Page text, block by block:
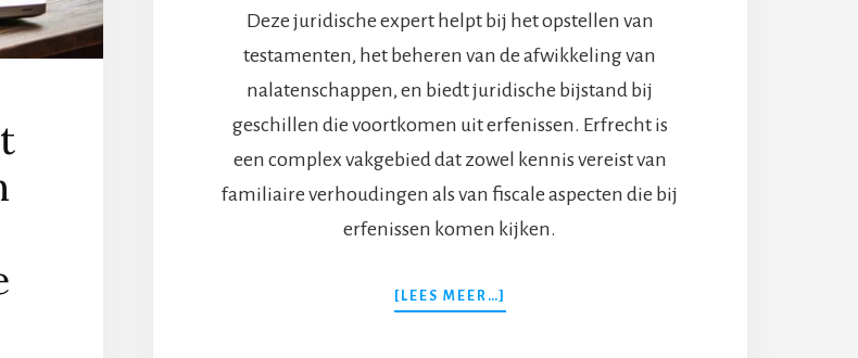
Deze juridische expert helpt bij het opstellen van
testamenten, het beheren van de afwikkeling van
nalatenschappen, en biedt juridische bijstand bij
geschillen die voortkomen uit erfenissen. Erfrecht is
een complex vakgebied dat zowel kennis vereist van
familiaire verhoudingen als van fiscale aspecten die bij
erfenissen komen kijken.
[LEES MEER…]
ROL